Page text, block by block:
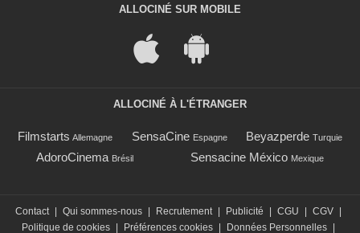
ALLOCINÉ SUR MOBILE
ALLOCINÉ À L'ÉTRANGER
Filmstarts Allemagne SensaCine Espagne Beyazperde Turquie
AdoroCinema Brésil Sensacine México Mexique
Contact Qui sommes-nous Recrutement Publicité CGU CGV
Politique de cookies
Préférences cookies Données Personnelles